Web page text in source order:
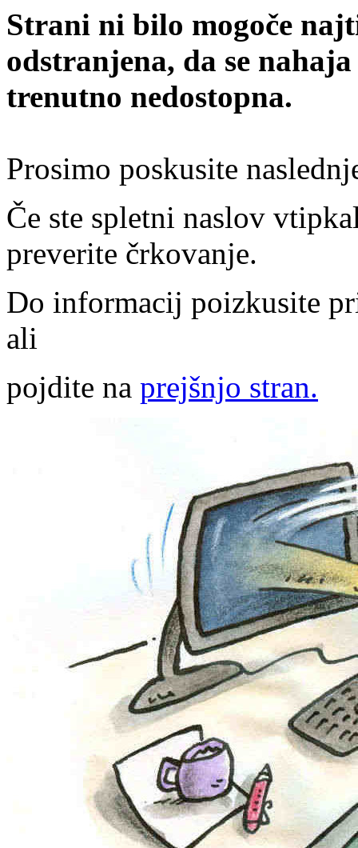
Strani ni bilo mogoče
odstranjena, da se
trenutno nedostopna.
Prosimo poskusite
Če ste spletni naslov
preverite črkovanje.
Do informacij poizkusite
ali
pojdite na prejšnjo stran.